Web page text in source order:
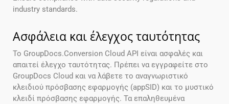
industry standards.
Ασφάλεια και έλεγχος ταυτότητας
Το GroupDocs.Conversion Cloud API είναι ασφαλές και
απαιτεί έλεγχο ταυτότητας. Πρέπει να εγγραφείτε στο
GroupDocs Cloud και να λάβετε το αναγνωριστικό
κλειδιού πρόσβασης εφαρμογής (appSID) και το μυστικό
κλειδί πρόσβασης εφαρμογής. Τα επαληθευμένα